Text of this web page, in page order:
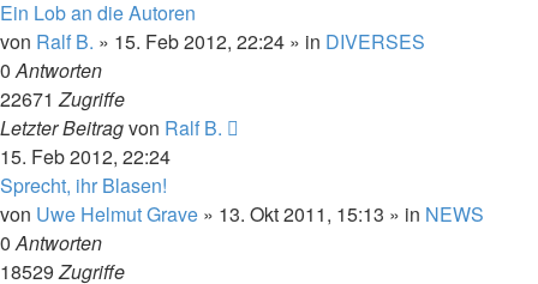
Ein Lob an die Autoren
von Ralf B. » 15. Feb 2012, 22:24 » in DIVERSES
0Antworten
22671Zugriffe
Letzter Beitragvon Ralf B.
15. Feb 2012, 22:24
Sprecht, ihr Blasen!
von Uwe Helmut Grave » 13. Okt 2011, 15:13 » in NEWS
0Antworten
18529Zugriffe